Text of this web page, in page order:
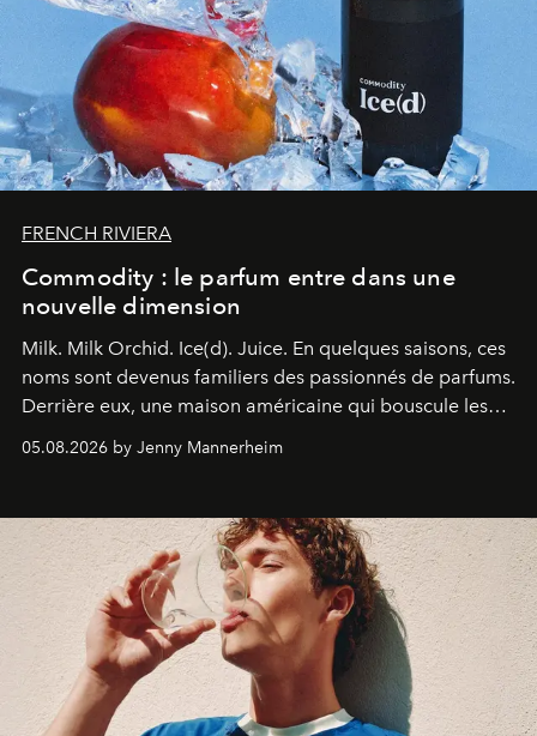
FRENCH RIVIERA
Commodity : le parfum entre dans une
nouvelle dimension
Milk. Milk Orchid. Ice(d). Juice. En quelques saisons, ces
noms sont devenus familiers des passionnés de parfums.
Derrière eux, une maison américaine qui bouscule les
codes de la parfumerie contemporaine en proposant
une approche aussi intuitive que personnelle :
05.08.2026 by Jenny Mannerheim